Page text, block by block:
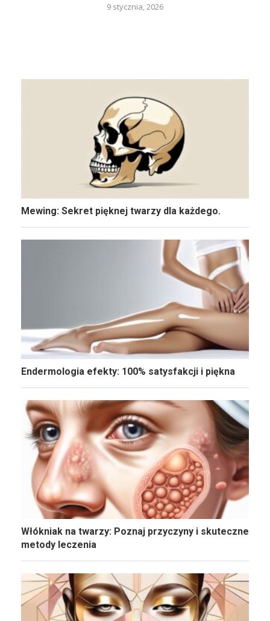
9 stycznia, 2026
Mewing: Sekret pięknej twarzy dla każdego.
Endermologia efekty: 100% satysfakcji i piękna
Włókniak na twarzy: Poznaj przyczyny i skuteczne
metody leczenia